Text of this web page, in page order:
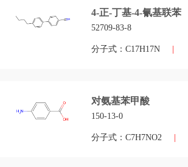
4-正-丁基-4-氰基联苯
52709-83-8
分子式：C17H17N
对氨基苯甲酸
150-13-0
分子式：C7H7NO2